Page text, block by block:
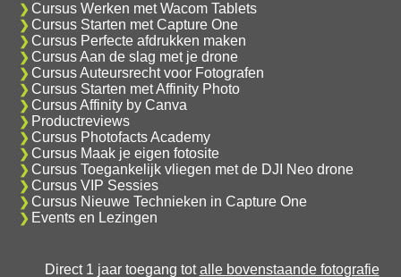
Cursus Werken met Wacom Tablets
Cursus Starten met Capture One
Cursus Perfecte afdrukken maken
Cursus Aan de slag met je drone
Cursus Auteursrecht voor Fotografen
Cursus Starten met Affinity Photo
Cursus Affinity by Canva
Productreviews
Cursus Photofacts Academy
Cursus Maak je eigen fotosite
Cursus Toegankelijk vliegen met de DJI Neo drone
Cursus VIP Sessies
Cursus Nieuwe Technieken in Capture One
Events en Lezingen
Direct 1 jaar toegang totalle bovenstaande fotografie